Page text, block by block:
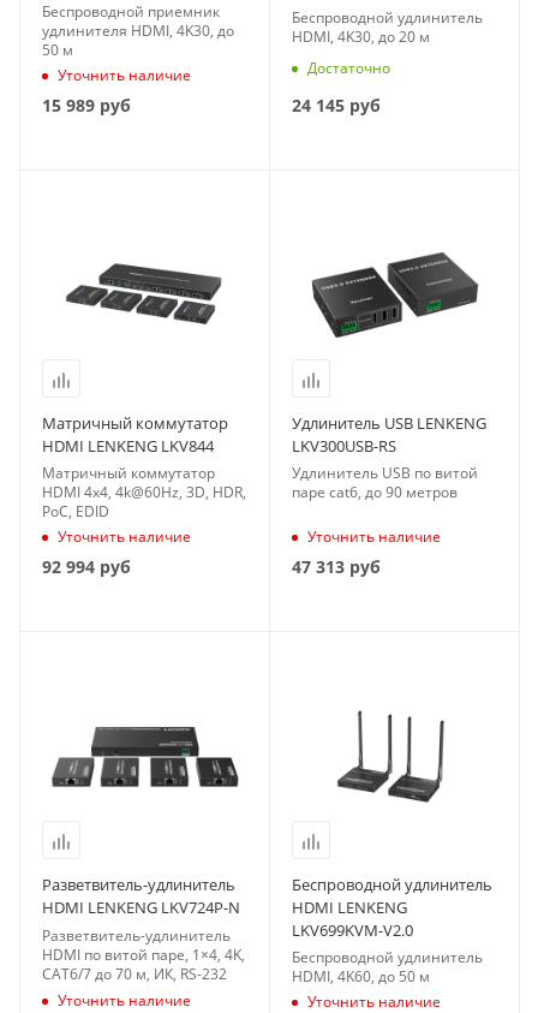
Беспроводной приемник
удлинителя HDMI, 4K30, до
50 м
Уточнить наличие
15 989 руб
Беспроводной удлинитель
HDMI, 4K30, до 20 м
Достаточно
24 145 руб
Матричный коммутатор
HDMI LENKENG LKV844
Матричный коммутатор
HDMI 4x4, 4k@60Hz, 3D, HDR,
PoC, EDID
Уточнить наличие
92 994 руб
Удлинитель USB LENKENG
LKV300USB-RS
Удлинитель USB по витой
паре cat6, до 90 метров
Уточнить наличие
47 313 руб
Разветвитель-удлинитель
HDMI LENKENG LKV724P-N
Разветвитель-удлинитель
HDMI по витой паре, 1×4, 4K,
CAT6/7 до 70 м, ИК, RS-232
Уточнить наличие
Беспроводной удлинитель
HDMI LENKENG
LKV699KVM-V2.0
Беспроводной удлинитель
HDMI, 4K60, до 50 м
Уточнить наличие